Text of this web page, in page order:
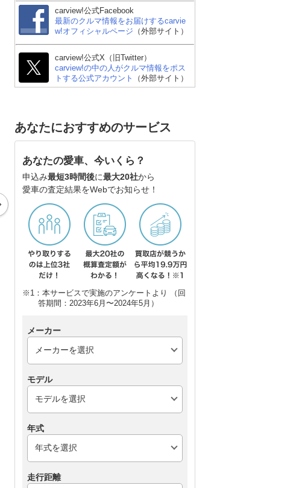
光岡 ヒミコ
ポルシェ 718 ボクスタ
ー
carview!公式Facebook
最新のクルマ情報をお届けするcarvie
w!オフィシャルページ （外部サイト）
carview!公式X（旧Twitter）
carview!の中の人がクルマ情報をポス
トする公式アカウント
（外部サイト）
あなたにおすすめのサービス
あなたの愛車、今いくら？
申込み最短3時間後に最大20社から
愛車の査定結果をWebでお知らせ！
※1：本サービスで実施のアンケートより （回
答期間：2023年6月〜2024年5月）
メーカー
モデル
年式
走行距離